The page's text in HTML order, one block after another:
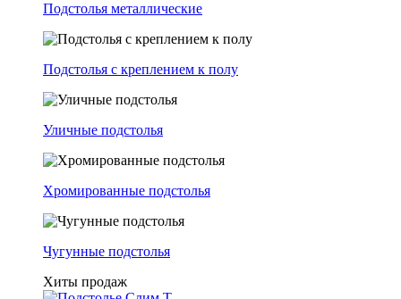
Подстолья металлические
Подстолья с креплением к полу
Уличные подстолья
Хромированные подстолья
Чугунные подстолья
Хиты продаж